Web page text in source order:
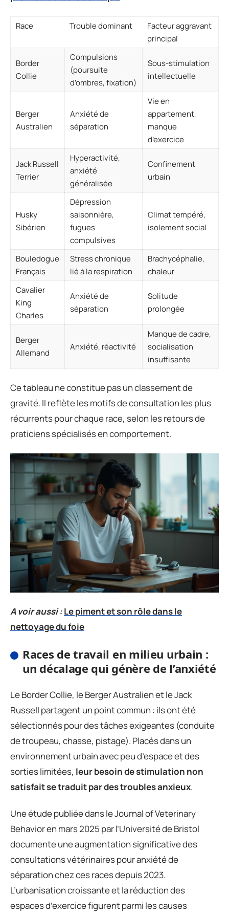
Race Trouble dominant
Facteur aggravant
principal
Border
Collie
Compulsions
(poursuite
d’ombres, fixation)
Sous-stimulation
intellectuelle
Berger
Australien
Anxiété de
séparation
Vie en
appartement,
manque
d’exercice
Jack Russell
Terrier
Hyperactivité,
anxiété
généralisée
Confinement
urbain
Husky
Sibérien
Dépression
saisonnière,
fugues
compulsives
Climat tempéré,
isolement social
Bouledogue
Français
Stress chronique
lié à la respiration
Brachycéphalie,
chaleur
Cavalier
King
Charles
Anxiété de
séparation
Solitude
prolongée
Berger
Allemand
Anxiété, réactivité
Manque de cadre,
socialisation
insuffisante
Ce tableau ne constitue pas un classement de
gravité. Il reflète les motifs de consultation les plus
récurrents pour chaque race, selon les retours de
praticiens spécialisés en comportement.
A voir aussi :Le piment et son rôle dans le
nettoyage du foie
Races de travail en milieu urbain :
un décalage qui génère de l’anxiété
Le Border Collie, le Berger Australien et le Jack
Russell partagent un point commun : ils ont été
sélectionnés pour des tâches exigeantes (conduite
de troupeau, chasse, pistage). Placés dans un
environnement urbain avec peu d’espace et des
sorties limitées, leur besoin de stimulation non
satisfait se traduit par des troubles anxieux.
Une étude publiée dans le Journal of Veterinary
Behavior en mars 2025 par l’Université de Bristol
documente une augmentation significative des
consultations vétérinaires pour anxiété de
séparation chez ces races depuis 2023.
L’urbanisation croissante et la réduction des
espaces d’exercice figurent parmi les causes